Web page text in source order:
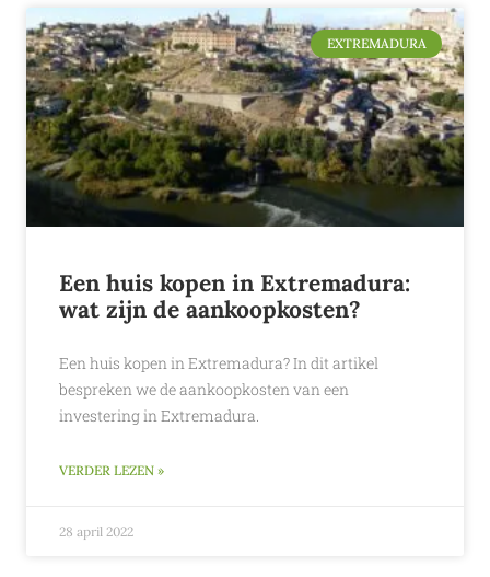
EXTREMADURA
Een huis kopen in Extremadura:
wat zijn de aankoopkosten?
Een huis kopen in Extremadura? In dit artikel
bespreken we de aankoopkosten van een
investering in Extremadura.
VERDER LEZEN »
28 april 2022